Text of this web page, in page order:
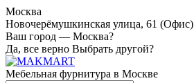
Москва
Новочерёмушкинская улица, 61 (Офис)
Ваш город — Москва?
Да, все верно Выбрать другой?
Мебельная фурнитура в Москве